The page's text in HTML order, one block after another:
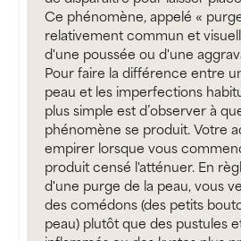
Ce phénomène, appelé «
relativement commun et
d'une poussée ou d'une
Pour faire la différence entre
peau et les imperfections
plus simple est d’observer à
phénomène se produit. Votre
empirer lorsque vous
produit censé l'atténuer. En
d'une purge de la peau, vous
des comédons (des petits
peau) plutôt que des pustules